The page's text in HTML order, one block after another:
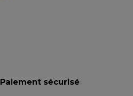
Paiement sécurisé